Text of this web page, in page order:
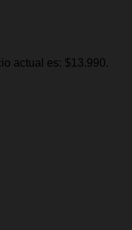
actual es: $13.990.